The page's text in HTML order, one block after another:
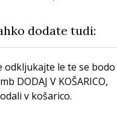
dodate tudi:
odkljukajte le te se
DODAJ V KOŠARICO,
v košarico.